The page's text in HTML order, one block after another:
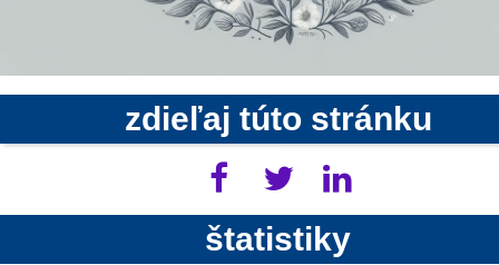
zdieľaj túto stránku
štatistiky